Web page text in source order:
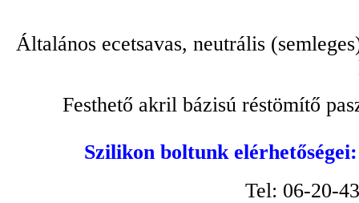
Általános ecetsavas, neutrális
Festhető akril bázisú réstömítő
Szilikon boltunk
Tel: 06-20-